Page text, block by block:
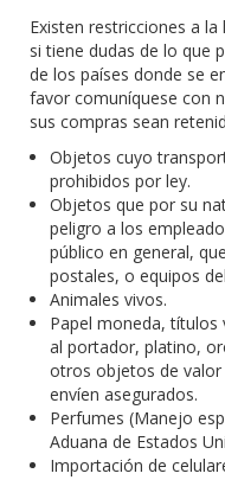
Existen restricciones a
si tiene dudas de lo que
de los países donde se
favor comuníquese con
sus compras sean
Objetos cuyo
prohibidos por ley.
Objetos que por su
peligro a los
público en general,
postales, o equipos
Animales vivos.
Papel moneda, títulos
al portador, platino,
otros objetos de valor
envíen asegurados.
Perfumes (Manejo
Aduana de Estados
Importación de